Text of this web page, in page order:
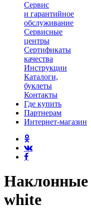
Сервис
и гарантийное
обслуживание
Сервисные
центры
Сертификаты
качества
Инструкции
Каталоги,
буклеты
Контакты
Где купить
Партнерам
Интернет-магазин
white